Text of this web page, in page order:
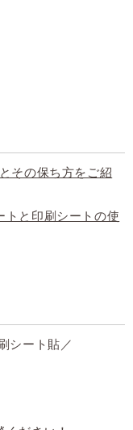
その保ち方をご紹
トと印刷シートの使
シート貼／